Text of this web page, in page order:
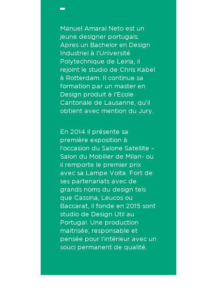
Manuel Amaral Neto est un
jeune designer portugais.
Apres un Bachelor en Design
Industriel à l’Université
Polytechnique de Leiria, il
rejoint le studio de Chris Kabel
à Rotterdam. Il continue sa
formation par un master en
Design produit à l’Ecole
Cantonale de Lausanne, qu’il
obtient avec mention du Jury.
En 2014 il présente sa
première exposition à
l’occasion du Salone Satellite –
Salon du Mobilier de Milan- ou
il remporte le premier prix
avec sa Lampe Volta. Fort de
ses partenariats avec de
grands noms du design tels
que Cassina, Leucos ou
Baccarat, il fonde en 2015 sont
studio de Design Util au
Portugal. Une production
maitrisée, responsable et
pensée pour l’intérieur avec un
souci permanent de qualité.